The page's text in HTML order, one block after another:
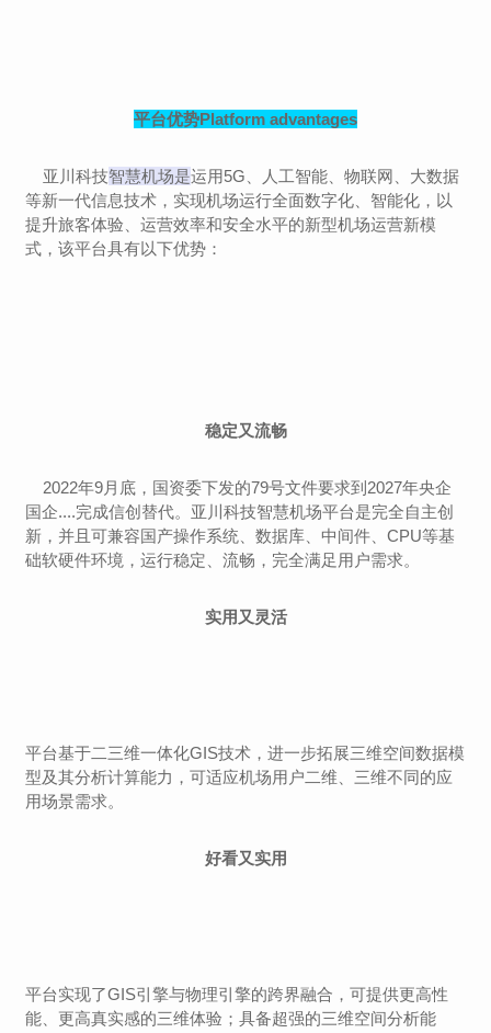
平台优势Platform advantages
‌ 亚川科技智慧机场是运用5G 人工智能 、物联网
大数据
等新一代信息技术，实现机场运行全面数字化、智能化，以
提升旅客体验、运营效率和安全水平的新型机场运营新模
式，该平台具有以下优势：
稳定又流畅
2022年9月底，国资委下发的79号文件要求到2027年央企
国企....完成信创替代。亚川科技智慧机场平台是完全自主创
新，并且可兼容国产操作系统、数据库、中间件、CPU等基
础软硬件环境，运行稳定、流畅，完全满足用户需求。
实用又灵活
平台基于二三维一体化GIS技术 ，进一步拓展三维空间数据模
型及其分析计算能力，可适应机场用户二维、三维不同的应
用场景需求。
好看又实用
平台实现了GIS引擎与物理引擎的跨界融合，可提供更高性
能、更高真实感的三维体验；具备超强的三维空间分析能